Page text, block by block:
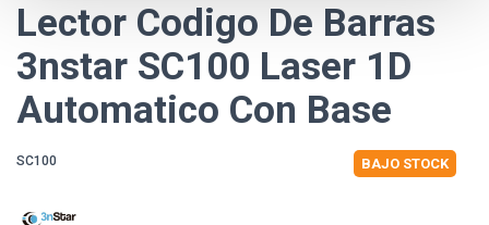
Lector Codigo De Barras
3nstar SC100 Laser 1D
Automatico Con Base
SC100 BAJO STOCK